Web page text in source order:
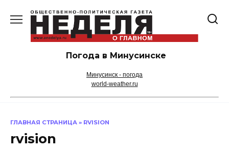
содержанию
Погода в Минусинске
Минусинск - погода
world-weather.ru
ГЛАВНАЯ СТРАНИЦА » RVISION
rvision